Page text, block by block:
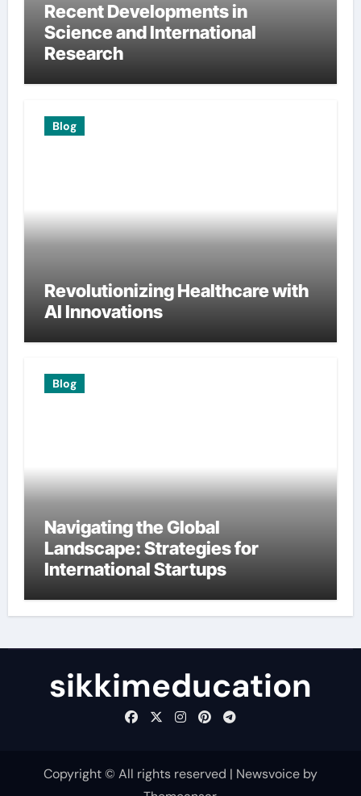
Recent Developments in
Science and International
Research
Blog
Revolutionizing Healthcare with
AI Innovations
Blog
Navigating the Global
Landscape: Strategies for
International Startups
sikkimeducation
Copyright © All rights reserved | Newsvoice by